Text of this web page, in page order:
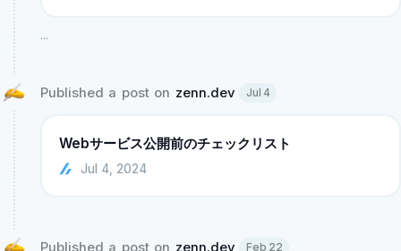
...
Published a post on zenn.dev Jul 4
Webサービス公開前のチェックリスト
Jul 4, 2024
Published a post on zenn.dev Feb 22